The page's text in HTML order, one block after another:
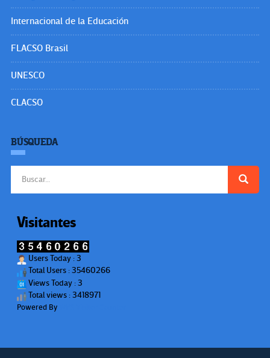
Internacional de la Educación
FLACSO Brasil
UNESCO
CLACSO
BÚSQUEDA
Visitantes
Users Today : 3
Total Users : 35460266
Views Today : 3
Total views : 3418971
Powered By